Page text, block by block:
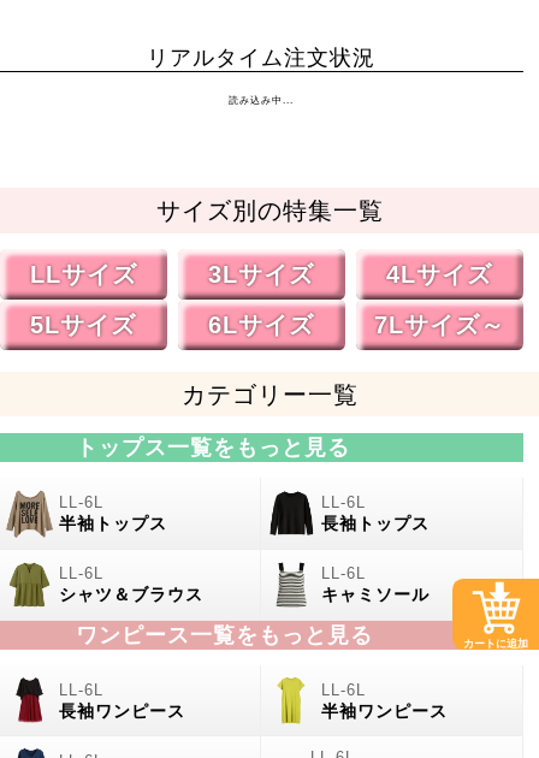
リアルタイム注文状況
読み込み中...
サイズ別の特集一覧
LLサイズ 3Lサイズ
4Lサイズ
5Lサイズ
6Lサイズ 7Lサイズ～
カテゴリー一覧
トップス一覧をもっと見る
半袖トップス 長袖トップス
シャツ＆ブラウス キャミソール
ワンピース一覧をもっと見る
長袖ワンピース 半袖ワンピース
カートに追加